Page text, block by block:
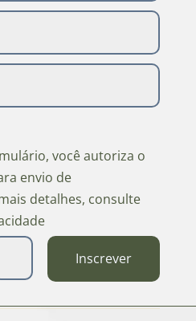
você autoriza o
envio de
detalhes, consulte
Inscrever